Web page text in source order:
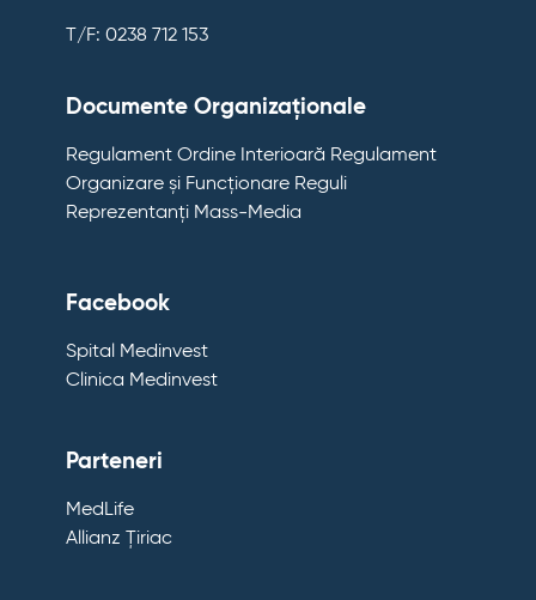
T/F: 0238 712 153
Documente Organizaționale
Regulament Ordine Interioară Regulament
Organizare și Funcționare Reguli
Reprezentanți Mass-Media
Facebook
Spital Medinvest
Clinica Medinvest
Parteneri
MedLife
Allianz Țiriac